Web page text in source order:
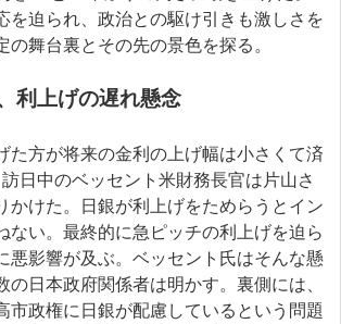
を迫られ、政治との駆け引きも激しさを
の舞台裏とその先の景色を探る。
利上げの遅れ懸念
た方が将来の金利の上げ幅は小さくて済
日中のベッセント米財務長官は片山さ
かけた。日銀が利上げをためらうとイン
ない。最終的に急ピッチの利上げを迫ら
悪影響が及ぶ。ベッセント氏はそんな懸
の日本政府関係者は明かす。裏側には、
市政権に日銀が配慮しているという問題